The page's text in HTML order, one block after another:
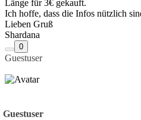
Länge für 3€ gekauft.
Ich hoffe, dass die Infos nützlich
Lieben Gruß
Shardana
0
Guestuser
Guestuser